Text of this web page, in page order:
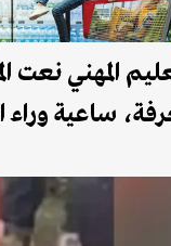
المهني
ساعية وراء